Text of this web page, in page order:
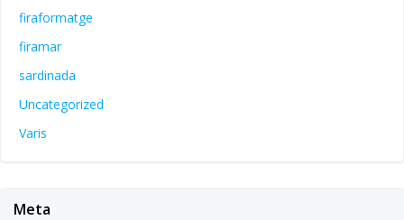
firaformatge
firamar
sardinada
Uncategorized
Varis
Meta